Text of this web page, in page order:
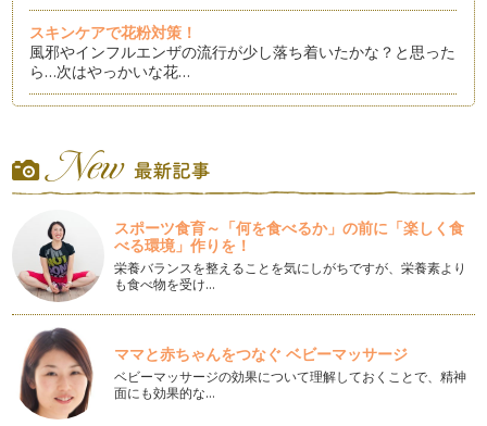
スキンケアで花粉対策！
風邪やインフルエンザの流行が少し落ち着いたかな？と思った
ら…次はやっかいな花…
当たり前のように定着しています…
タッチで育てる強い肌
「タッチケア」という言葉があるように、ママと赤ちゃんのふ
れあいは、 …
冬のＵＶケア
お肌を守るために大切な３つのポイントは、「洗浄」「保湿」
「ＵＶケア」。でも……
冬の肌トラブル ～しもやけ～
まもなく本格的な冬！ ママも手足の冷えが気になる季節です
よね。 皆さん、「冷え」も肌荒…
スポーツ食育～「何を食べるか」の前に「楽しく食
べる環境」作りを！
栄養バランスを整えることを気にしがちですが、栄養素より
も食べ物を受け…
ママと赤ちゃんをつなぐ ベビーマッサージ
ベビーマッサージの効果について理解しておくことで、精神
面にも効果的な…